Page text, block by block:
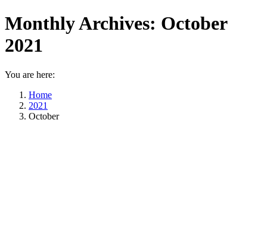
Monthly Archives: October
2021
You are here:
Home
2021
October